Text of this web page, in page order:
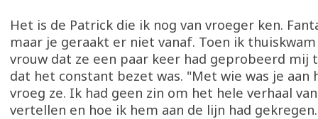
Het is de Patrick die ik nog van vroeger ken.
maar je geraakt er niet vanaf. Toen ik
vrouw dat ze een paar keer had geprobeerd mij
dat het constant bezet was. "Met wie was je aan
vroeg ze. Ik had geen zin om het hele verhaal
vertellen en hoe ik hem aan de lijn had